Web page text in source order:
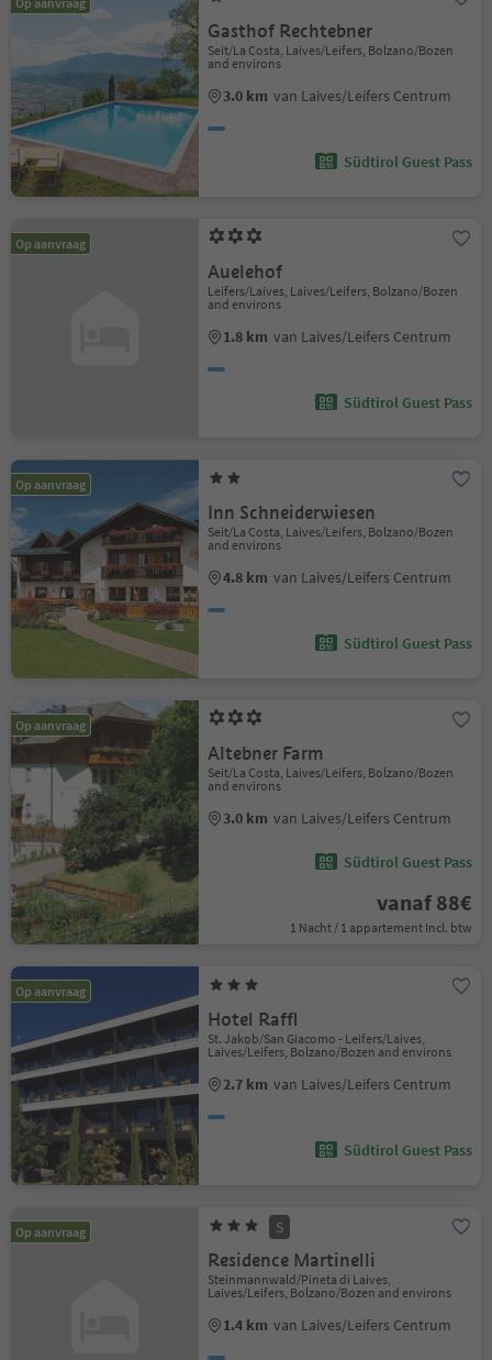
Gasthof Rechtebner
Seit/La Costa, Laives/Leifers, Bolzano/Bozen
and environs
3.0 km van Laives/Leifers Centrum
Südtirol Guest Pass
Op aanvraag
Auelehof
Leifers/Laives, Laives/Leifers, Bolzano/Bozen
and environs
1.8 km van Laives/Leifers Centrum
Südtirol Guest Pass
Op aanvraag
Inn Schneiderwiesen
Seit/La Costa, Laives/Leifers, Bolzano/Bozen
and environs
4.8 km van Laives/Leifers Centrum
Südtirol Guest Pass
Op aanvraag
Altebner Farm
Seit/La Costa, Laives/Leifers, Bolzano/Bozen
and environs
3.0 km van Laives/Leifers Centrum
Südtirol Guest Pass
vanaf 88€
1 Nacht / 1 appartement Incl. btw
Op aanvraag
Hotel Raffl
St. Jakob/San Giacomo - Leifers/Laives,
Laives/Leifers, Bolzano/Bozen and environs
2.7 km van Laives/Leifers Centrum
Südtirol Guest Pass
Op aanvraag S
Residence Martinelli
Steinmannwald/Pineta di Laives,
Laives/Leifers, Bolzano/Bozen and environs
1.4 km van Laives/Leifers Centrum